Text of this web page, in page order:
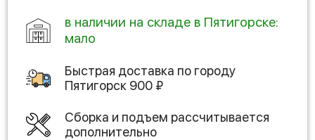
в наличии на складе в Пятигорске:
мало
Быстрая доставка по городу
Пятигорск 900 ₽
Сборка и подъем рассчитывается
дополнительно